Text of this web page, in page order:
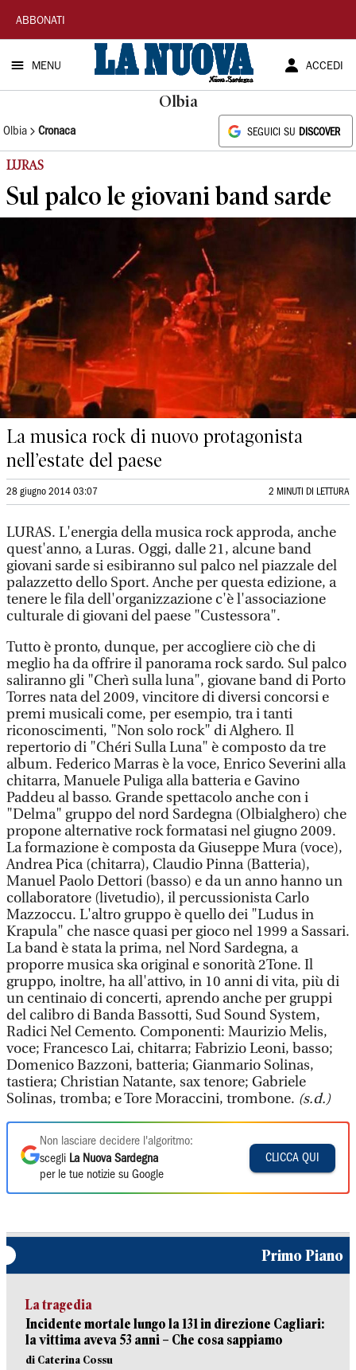
La
Nuova
Sardegna
ABBONATI
MENU ACCEDI
Olbia
Olbia Cronaca SEGUICI SU DISCOVER
LURAS
Sul palco le giovani band sarde
La musica rock di nuovo protagonista
nell’estate del paese
28 giugno 2014 03:07 2 MINUTI DI LETTURA
LURAS. L'energia della musica rock approda, anche
quest'anno, a Luras. Oggi, dalle 21, alcune band
giovani sarde si esibiranno sul palco nel piazzale del
palazzetto dello Sport. Anche per questa edizione, a
tenere le fila dell'organizzazione c'è l'associazione
culturale di giovani del paese "Custessora".
Tutto è pronto, dunque, per accogliere ciò che di
meglio ha da offrire il panorama rock sardo. Sul palco
saliranno gli "Cherì sulla luna", giovane band di Porto
Torres nata del 2009, vincitore di diversi concorsi e
premi musicali come, per esempio, tra i tanti
riconoscimenti, "Non solo rock" di Alghero. Il
repertorio di "Chéri Sulla Luna" è composto da tre
album. Federico Marras è la voce, Enrico Severini alla
chitarra, Manuele Puliga alla batteria e Gavino
Paddeu al basso. Grande spettacolo anche con i
"Delma" gruppo del nord Sardegna (Olbialghero) che
propone alternative rock formatasi nel giugno 2009.
La formazione è composta da Giuseppe Mura (voce),
Andrea Pica (chitarra), Claudio Pinna (Batteria),
Manuel Paolo Dettori (basso) e da un anno hanno un
collaboratore (livetudio), il percussionista Carlo
Mazzoccu. L'altro gruppo è quello dei "Ludus in
Krapula" che nasce quasi per gioco nel 1999 a Sassari.
La band è stata la prima, nel Nord Sardegna, a
proporre musica ska original e sonorità 2Tone. Il
gruppo, inoltre, ha all'attivo, in 10 anni di vita, più di
un centinaio di concerti, aprendo anche per gruppi
del calibro di Banda Bassotti, Sud Sound System,
Radici Nel Cemento. Componenti: Maurizio Melis,
voce; Francesco Lai, chitarra; Fabrizio Leoni, basso;
Domenico Bazzoni, batteria; Gianmario Solinas,
tastiera; Christian Natante, sax tenore; Gabriele
Solinas, tromba; e Tore Moraccini, trombone. (s.d.)
Non lasciare decidere l'algoritmo:
scegli La Nuova Sardegna
per le tue notizie su Google
CLICCA QUI
Primo Piano
La tragedia
Incidente mortale lungo la 131 in direzione Cagliari:
la vittima aveva 53 anni – Che cosa sappiamo
di Caterina Cossu